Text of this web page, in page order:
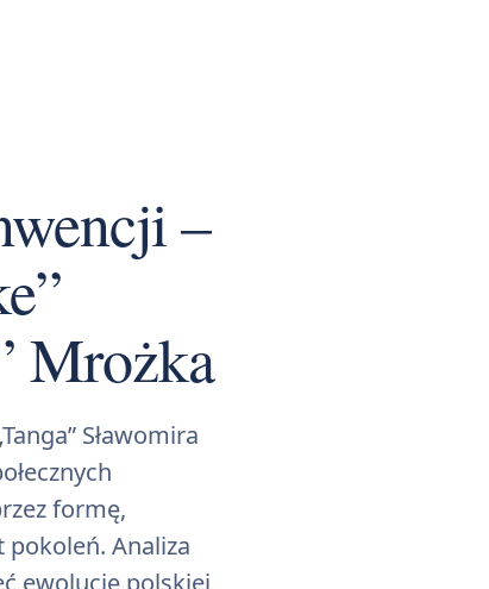
–
Mrożka
Sławomira
formę,
Analiza
ewolucję polskiej